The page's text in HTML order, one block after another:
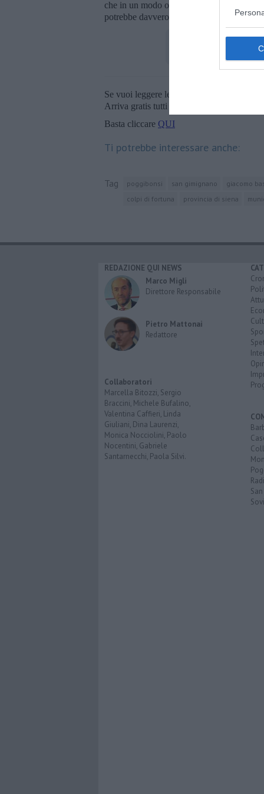
che in un modo o in un altro potrebbero
potrebbe davvero essere riscritta la storia
Se vuoi leggere le notizie principali della
Arriva gratis tutti i giorni alle 20:00
Basta cliccare QUI
Ti potrebbe interessare anche:
Tag poggibonsi san gimignano giacomo
colpi di fortuna
provincia di siena
REDAZIONE QUI NEWS
Marco Migli
Direttore Responsabile
Pietro Mattonai
Redattore
Collaboratori
Marcella Bitozzi, Sergio
Braccini, Michele Bufalino,
Valentina Caffieri, Linda
Giuliani, Dina Laurenzi,
Monica Nocciolini, Paolo
Nocentini, Gabriele
Santarnecchi, Paola Silvi.